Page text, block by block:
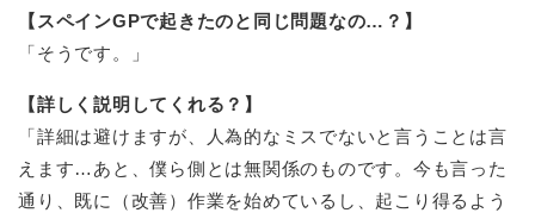
【スペインGPで起きたのと同じ問題なの…？】
「そうです。」
【詳しく説明してくれる？】
「詳細は避けますが、人為的なミスでないと言うことは言
えます…あと、僕ら側とは無関係のものです。今も言った
通り、既に（改善）作業を始めているし、起こり得るよう